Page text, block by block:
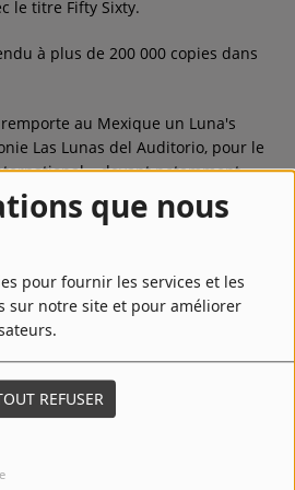
que nous
pour fournir les services et les
sur notre site et pour améliorer
REFUSER
le titre Fifty Sixty.
à plus de 200 000 copies dans
au Mexique un Luna's
Las Lunas del Auditorio, pour le
» devant notamment